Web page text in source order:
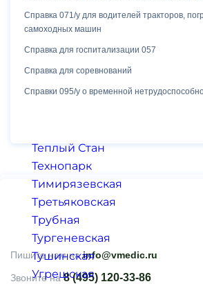
Стрешнево
Суворовский парк
Сухаревская
Таганская
Теплый Стан
Технопарк
Тимирязевская
Третьяковская
Трубная
Тургеневская
Тушинская
Угрешская
Справка 071/у для водителей тракторов,
самоходных машин
Справка для госпитализации 057
Справка для соревнований
Справки 095/у о временной
Пишите нам наinfo@vmedic.ru
Звоните на8 (495) 120-33-86